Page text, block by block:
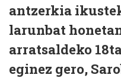
antzerkia
larunbat
arratsaldeko
eginez gero,